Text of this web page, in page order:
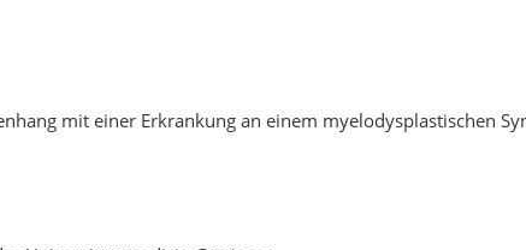
mit einer Erkrankung an einem myelodysplastischen